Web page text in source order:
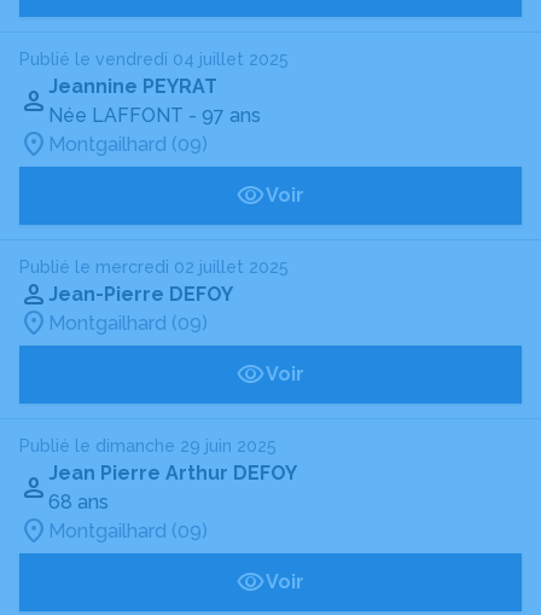
Publié le vendredi 04 juillet 2025
Jeannine PEYRAT
Née LAFFONT - 97 ans
Montgailhard (09)
Voir
Publié le mercredi 02 juillet 2025
Jean-Pierre DEFOY
Montgailhard (09)
Voir
Publié le dimanche 29 juin 2025
Jean Pierre Arthur DEFOY
68 ans
Montgailhard (09)
Voir